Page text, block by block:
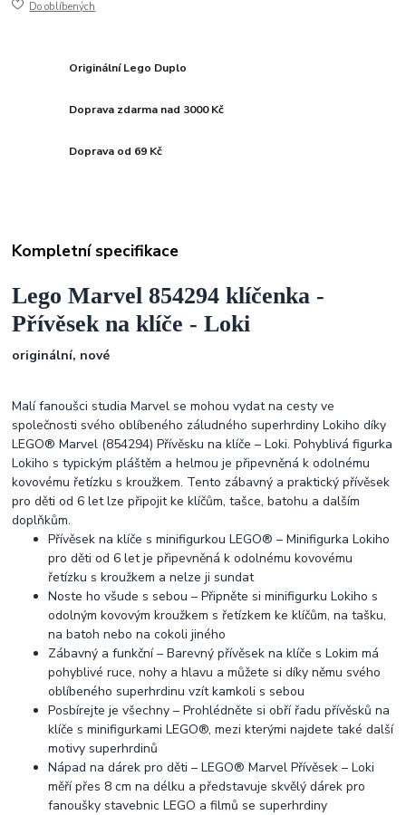
Do oblíbených
Originální Lego Duplo
Doprava zdarma nad 3000 Kč
Doprava od 69 Kč
Kompletní specifikace
Lego Marvel 854294 klíčenka -
Přívěsek na klíče -Loki
originální, nové
Malí fanoušci studia Marvel se mohou vydat na cesty ve
společnosti svého oblíbeného záludného superhrdiny Lokiho díky
LEGO® Marvel (854294) Přívěsku na klíče – Loki. Pohyblivá figurka
Lokiho s typickým pláštěm a helmou je připevněná k odolnému
kovovému řetízku s kroužkem. Tento zábavný a praktický přívěsek
pro děti od 6 let lze připojit ke klíčům, tašce, batohu a dalším
doplňkům.
Přívěsek na klíče s minifigurkou LEGO® – Minifigurka Lokiho
pro děti od 6 let je připevněná k odolnému kovovému
řetízku s kroužkem a nelze ji sundat
Noste ho všude s sebou – Připněte si minifigurku Lokiho s
odolným kovovým kroužkem s řetízkem ke klíčům, na tašku,
na batoh nebo na cokoli jiného
Zábavný a funkční – Barevný přívěsek na klíče s Lokim má
pohyblivé ruce, nohy a hlavu a můžete si díky němu svého
oblíbeného superhrdinu vzít kamkoli s sebou
Posbírejte je všechny – Prohlédněte si obří řadu přívěsků na
klíče s minifigurkami LEGO®, mezi kterými najdete také další
motivy superhrdinů
Nápad na dárek pro děti – LEGO® Marvel Přívěsek – Loki
měří přes 8 cm na délku a představuje skvělý dárek pro
fanoušky stavebnic LEGO a filmů se superhrdiny